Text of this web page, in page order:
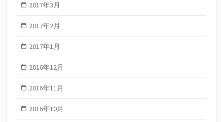
2017年3月
2017年2月
2017年1月
2016年12月
2016年11月
2016年10月